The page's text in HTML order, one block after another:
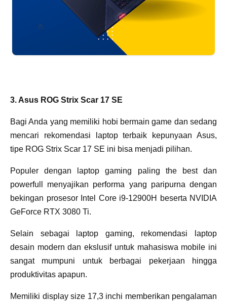
3. Asus ROG Strix Scar 17 SE
Bagi Anda yang memiliki hobi bermain game dan sedang
mencari rekomendasi laptop terbaik kepunyaan Asus,
tipe ROG Strix Scar 17 SE ini bisa menjadi pilihan.
Populer dengan laptop gaming paling the best dan
powerfull menyajikan performa yang paripurna dengan
bekingan prosesor Intel Core i9-12900H beserta NVIDIA
GeForce RTX 3080 Ti.
Selain sebagai laptop gaming, rekomendasi laptop
desain modern dan ekslusif untuk mahasiswa mobile ini
sangat mumpuni untuk berbagai pekerjaan hingga
produktivitas apapun.
Memiliki display size 17,3 inchi memberikan pengalaman